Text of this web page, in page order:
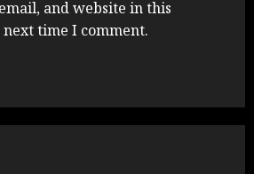
and website in this
time I comment.
Rahul Gandhi के तीखे वार से बार-बार